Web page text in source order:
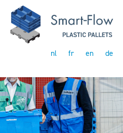
nl fr en de